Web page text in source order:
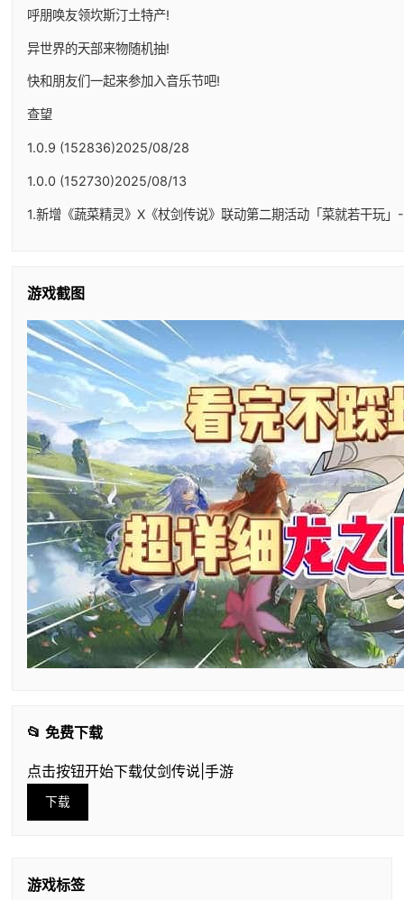
呼朋唤友领坎斯汀土特产!
异世界的天部来物随机抽!
快和朋友们一起来参加入音乐节吧!
查望
1.0.9 (152836)2025/08/28
1.0.0 (152730)2025/08/13
1.新增《蔬菜精灵》X《杖剑传说》联动第二期活动「菜就若干玩
游戏截图
📂 免费下载
点击按钮开始下载仗剑传说|手游
下载
游戏标签